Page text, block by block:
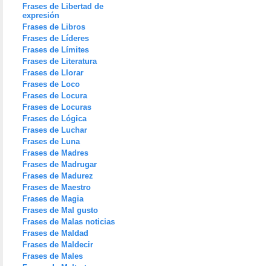
Frases de Libertad de
expresión
Frases de Libros
Frases de Líderes
Frases de Límites
Frases de Literatura
Frases de Llorar
Frases de Loco
Frases de Locura
Frases de Locuras
Frases de Lógica
Frases de Luchar
Frases de Luna
Frases de Madres
Frases de Madrugar
Frases de Madurez
Frases de Maestro
Frases de Magia
Frases de Mal gusto
Frases de Malas noticias
Frases de Maldad
Frases de Maldecir
Frases de Males